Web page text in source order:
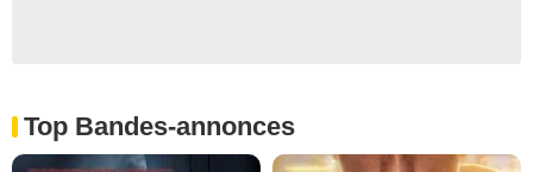
Top Bandes-annonces